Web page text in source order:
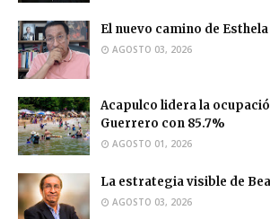
El nuevo camino de
AGOSTO 03, 2026
Acapulco lidera la
Guerrero con 85.7%
AGOSTO 01, 2026
La estrategia visible de
AGOSTO 03, 2026